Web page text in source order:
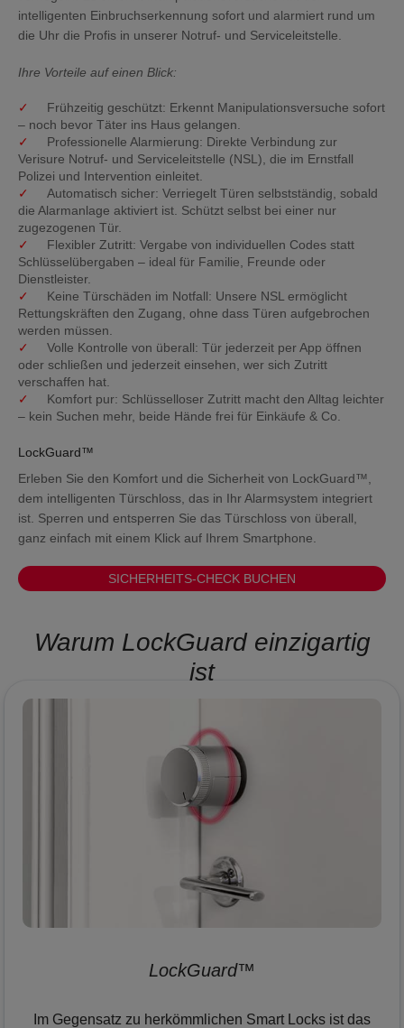
NOTRUF- UND
SERVICELEITSTELLE
POLIZEIALARMIERUNG
PREISE ALARMANLAGE
SICHERHEITSDIENSTE
WACHDIENST
EXTRAS
ARLO SOLARLADEGERÄT
intelligenten Einbruchserkennung sofort und alarmiert rund um
die Uhr die Profis in unserer Notruf- und Serviceleitstelle.
Ihre Vorteile auf einen Blick:
Frühzeitig geschützt: Erkennt Manipulationsversuche sofort
– noch bevor Täter ins Haus gelangen.
Professionelle Alarmierung: Direkte Verbindung zur
Verisure Notruf- und Serviceleitstelle (NSL), die im Ernstfall
Polizei und Intervention einleitet.
Automatisch sicher: Verriegelt Türen selbstständig, sobald
die Alarmanlage aktiviert ist. Schützt selbst bei einer nur
zugezogenen Tür.
Flexibler Zutritt: Vergabe von individuellen Codes statt
Schlüsselübergaben – ideal für Familie, Freunde oder
Dienstleister.
Keine Türschäden im Notfall: Unsere NSL ermöglicht
Rettungskräften den Zugang, ohne dass Türen aufgebrochen
werden müssen.
Volle Kontrolle von überall: Tür jederzeit per App öffnen
oder schließen und jederzeit einsehen, wer sich Zutritt
verschaffen hat.
Komfort pur: Schlüsselloser Zutritt macht den Alltag leichter
– kein Suchen mehr, beide Hände frei für Einkäufe & Co.
LockGuard™
Erleben Sie den Komfort und die Sicherheit von LockGuard™,
dem intelligenten Türschloss, das in Ihr Alarmsystem integriert
ist. Sperren und entsperren Sie das Türschloss von überall,
ganz einfach mit einem Klick auf Ihrem Smartphone.
SICHERHEITS-CHECK BUCHEN
Warum LockGuard einzigartig
ist
LockGuard™
Im Gegensatz zu herkömmlichen Smart Locks ist das